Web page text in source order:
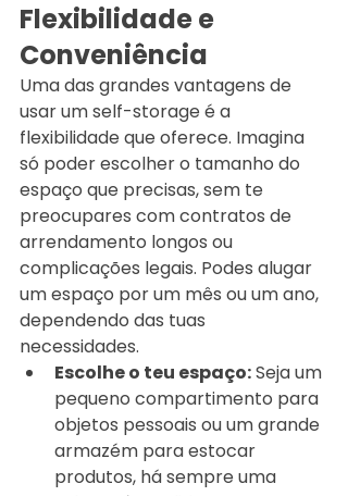
Flexibilidade e
Conveniência
Uma das grandes vantagens de
usar um self-storage é a
flexibilidade que oferece. Imagina
só poder escolher o tamanho do
espaço que precisas, sem te
preocupares com contratos de
arrendamento longos ou
complicações legais. Podes alugar
um espaço por um mês ou um ano,
dependendo das tuas
necessidades.
Escolhe o teu espaço: Seja um
pequeno compartimento para
objetos pessoais ou um grande
armazém para estocar
produtos, há sempre uma